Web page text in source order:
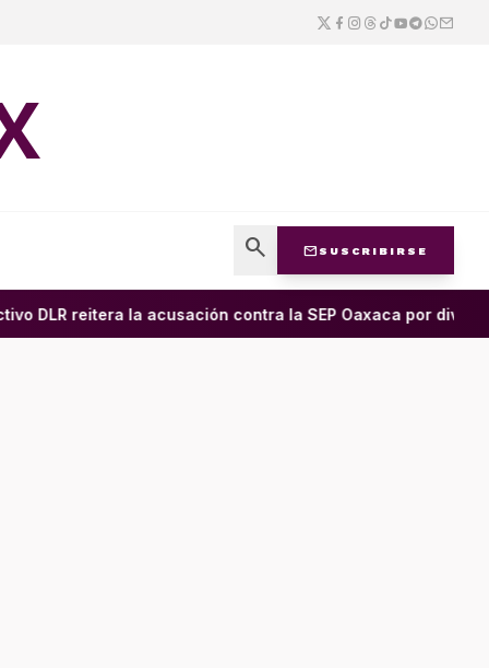
search mail SUSCRIBIRSE
DLR reitera la acusación contra la SEP Oaxaca por divulgar